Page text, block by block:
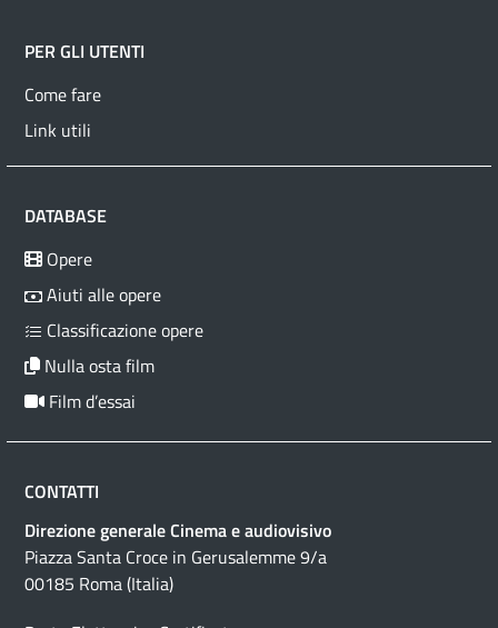
PER GLI UTENTI
Come fare
Link utili
DATABASE
Opere
Aiuti alle opere
Classificazione opere
Nulla osta film
Film d’essai
CONTATTI
Direzione generale Cinema e audiovisivo
Piazza Santa Croce in Gerusalemme 9/a
00185 Roma (Italia)